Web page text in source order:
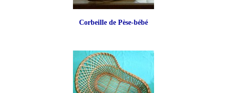
Corbeille de Pèse-bébé